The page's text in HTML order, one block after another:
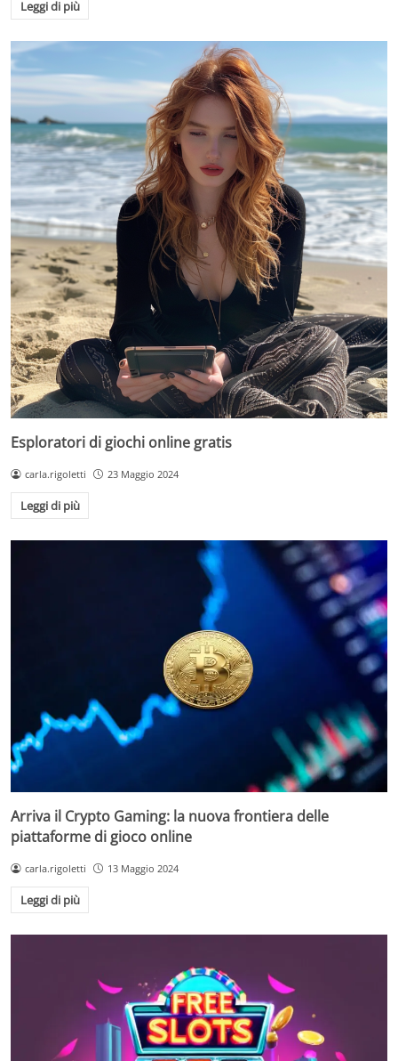
Leggi di più
Esploratori di giochi online gratis
carla.rigoletti 23 Maggio 2024
Leggi di più
Arriva il Crypto Gaming: la nuova frontiera delle
piattaforme di gioco online
carla.rigoletti 13 Maggio 2024
Leggi di più